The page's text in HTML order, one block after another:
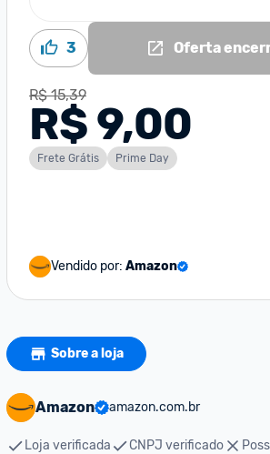
3 Oferta
R$ 15,39
R$ 9,00
Frete Grátis Prime Day
Vendido por: Amazon
Sobre a loja
Amazon amazon.com.br
Loja verificada CNPJ verificado